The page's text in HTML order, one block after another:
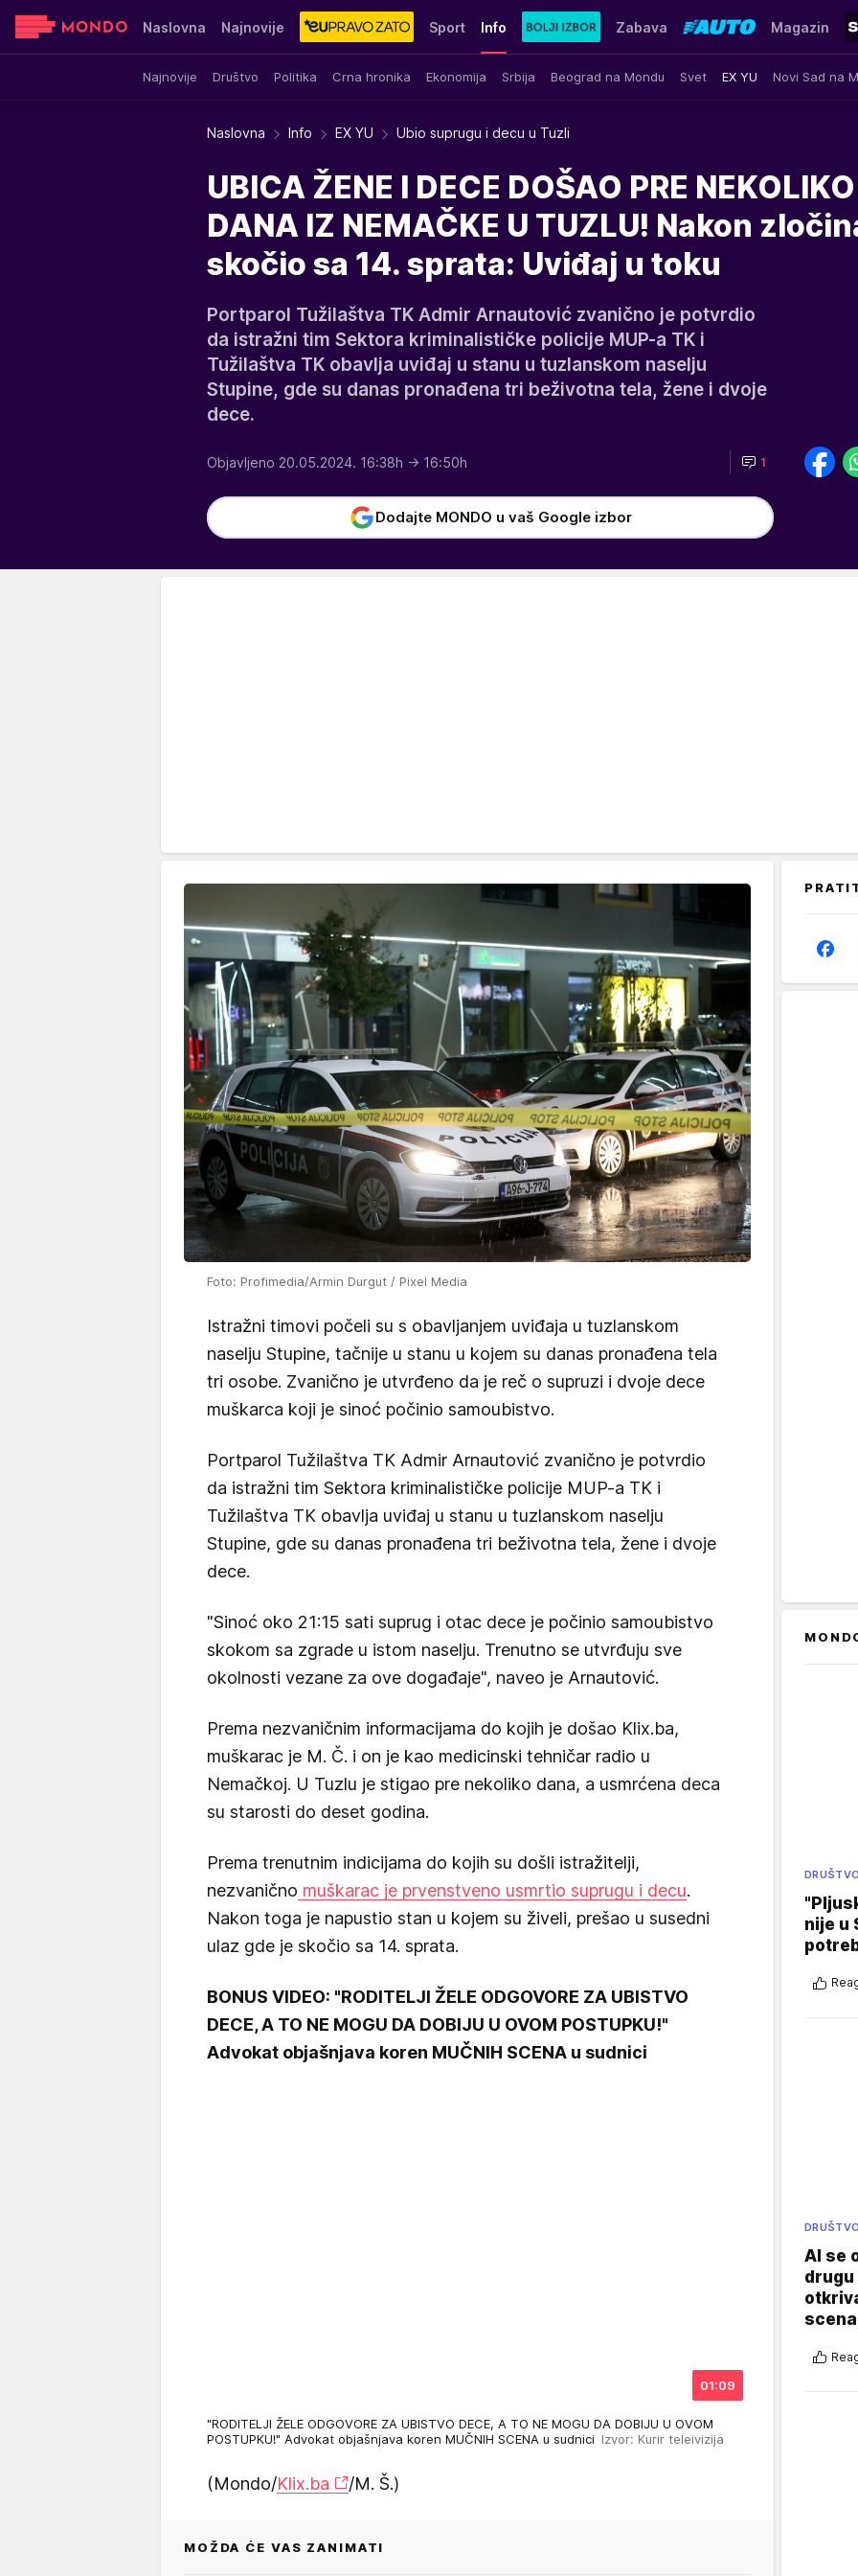
Naslovna Najnovije Sport Info
Najnovije Društvo Politika Crna hronika Ekonomija Srbija Beograd na Mondu Svet EX YU Novi Sad na
Zabava Magazin
Sensa Stvar ukusa Yumama
Naslovna Info EX YU Ubio suprugu i decu u Tuzli
UBICA ŽENE I DECE DOŠAO PRE NEKOLIKO
DANA IZ NEMAČKE U TUZLU! Nakon
skočio sa 14. sprata: Uviđaj u toku
Portparol Tužilaštva TK Admir Arnautović zvanično je potvrdio
da istražni tim Sektora kriminalističke policije MUP-a TK i
Tužilaštva TK obavlja uviđaj u stanu u tuzlanskom naselju
Stupine, gde su danas pronađena tri beživotna tela, žene i dvoje
dece.
Objavljeno 20.05.2024. 16:38h → 16:50h 1
Dodajte MONDO u vaš Google izbor
Foto: Profimedia/Armin Durgut / Pixel Media
Istražni timovi počeli su s obavljanjem uviđaja u tuzlanskom
naselju Stupine, tačnije u stanu u kojem su danas pronađena tela
tri osobe. Zvanično je utvrđeno da je reč o supruzi i dvoje dece
muškarca koji je sinoć počinio samoubistvo.
Portparol Tužilaštva TK Admir Arnautović zvanično je potvrdio
da istražni tim Sektora kriminalističke policije MUP-a TK i
Tužilaštva TK obavlja uviđaj u stanu u tuzlanskom naselju
Stupine, gde su danas pronađena tri beživotna tela, žene i dvoje
dece.
"Sinoć oko 21:15 sati suprug i otac dece je počinio samoubistvo
skokom sa zgrade u istom naselju. Trenutno se utvrđuju sve
okolnosti vezane za ove događaje", naveo je Arnautović.
Prema nezvaničnim informacijama do kojih je došao Klix.ba,
muškarac je M. Č. i on je kao medicinski tehničar radio u
Nemačkoj. U Tuzlu je stigao pre nekoliko dana, a usmrćena deca
su starosti do deset godina.
Prema trenutnim indicijama do kojih su došli istražitelji,
nezvanično muškarac je prvenstveno usmrtio suprugu i decu.
Nakon toga je napustio stan u kojem su živeli, prešao u susedni
ulaz gde je skočio sa 14. sprata.
BONUS VIDEO: "RODITELJI ŽELE ODGOVORE ZA UBISTVO
DECE, A TO NE MOGU DA DOBIJU U OVOM POSTUPKU!"
Advokat objašnjava koren MUČNIH SCENA u sudnici
01:09
"RODITELJI ŽELE ODGOVORE ZA UBISTVO DECE, A TO NE MOGU DA DOBIJU U OVOM
POSTUPKU!" Advokat objašnjava koren MUČNIH SCENA u sudnici Izvor: Kurir teleivizija
(Mondo/Klix.ba /M. Š.)
MOŽDA ĆE VAS ZANIMATI
DRUŠTVO
nije u
DRUŠTVO
AI se